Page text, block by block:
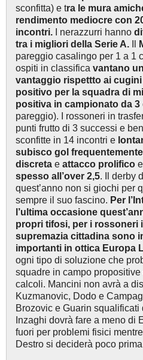
sconfitta) e tra le mura
rendimento mediocre con
incontri. I nerazzurri hanno
tra i migliori della Serie A.
pareggio casalingo per 1 a 1
ospiti in classifica vantano
vantaggio rispettto ai
positivo per la squadra di
positiva in campionato da 3
pareggio). I rossoneri in
punti frutto di 3 successi e
sconfitte in 14 incontri e
subisco gol
discreta e attacco prolifico
spesso all’over 2,5. Il derby
quest’anno non si giochi per
sempre il suo fascino. Per
l’ultima occasione
propri tifosi, per i rossoneri
supremazia cittadina sono
importanti in ottica Europa
ogni tipo di soluzione che
squadre in campo
calcoli. Mancini non avrà a
Kuzmanovic, Dodo e
Brozovic e Guarin
Inzaghi dovrà fare a meno di
fuori per problemi fisici
Destro si deciderà poco